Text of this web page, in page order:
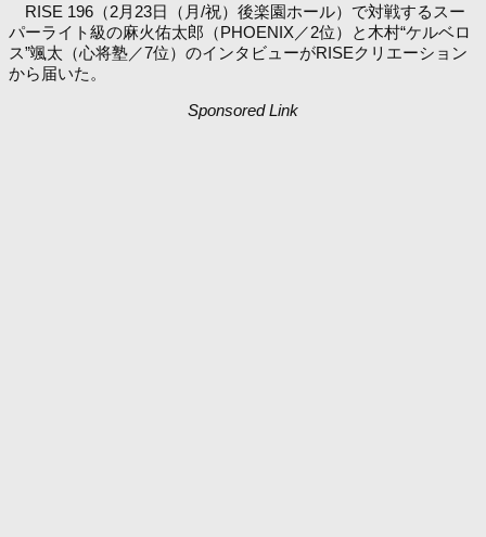
RISE 196（2月23日（月/祝）後楽園ホール）で対戦するスー
パーライト級の麻火佑太郎（PHOENIX／2位）と木村“ケルベロ
ス”颯太（心将塾／7位）のインタビューがRISEクリエーション
から届いた。
Sponsored Link